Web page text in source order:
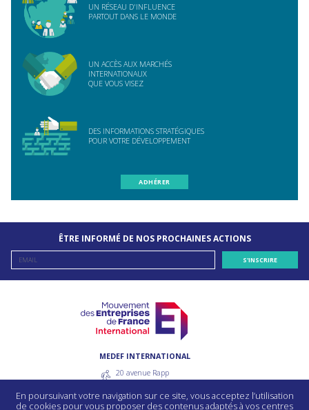
UN RÉSEAU D'INFLUENCE
PARTOUT DANS LE MONDE
UN ACCÈS AUX MARCHÉS
INTERNATIONAUX
QUE VOUS VISEZ
DES INFORMATIONS STRATÉGIQUES
POUR VOTRE DÉVELOPPEMENT
ADHÉRER
ÊTRE INFORMÉ DE NOS PROCHAINES ACTIONS
MEDEF INTERNATIONAL
20 avenue Rapp
75007 Paris - France
55 avenue bosquet
En poursuivant votre navigation sur ce site, vous acceptez l’utilisation
de cookies pour vous proposer des contenus adaptés à vos centres